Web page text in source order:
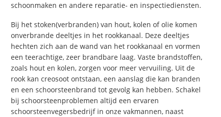
schoonmaken en andere reparatie- en inspectiediensten.
Bij het stoken(verbranden) van hout, kolen of olie komen
onverbrande deeltjes in het rookkanaal. Deze deeltjes
hechten zich aan de wand van het rookkanaal en vormen
een teerachtige, zeer brandbare laag. Vaste brandstoffen,
zoals hout en kolen, zorgen voor meer vervuiling. Uit de
rook kan creosoot ontstaan, een aanslag die kan branden
en een schoorsteenbrand tot gevolg kan hebben. Schakel
bij schoorsteenproblemen altijd een ervaren
schoorsteenvegersbedrijf in onze vakmannen, naast